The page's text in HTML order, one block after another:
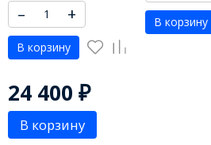
– +
В корзину
В корзину
24 400 ₽
В корзину